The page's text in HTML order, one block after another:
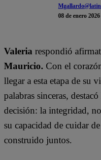
08 de enero 2026
Valeria respondió
Mauricio. Con el
llegar a esta etapa de su
palabras sinceras,
decisión: la integridad,
su capacidad de cuidar
construido juntos.